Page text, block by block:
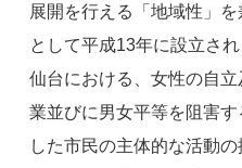
展開を行える「地域性」
として平成13年に設立され
仙台における、女性の自
業並びに男女平等を阻害
した市民の主体的な活動